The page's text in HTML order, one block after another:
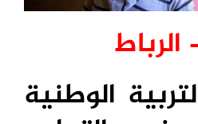
الوطنية